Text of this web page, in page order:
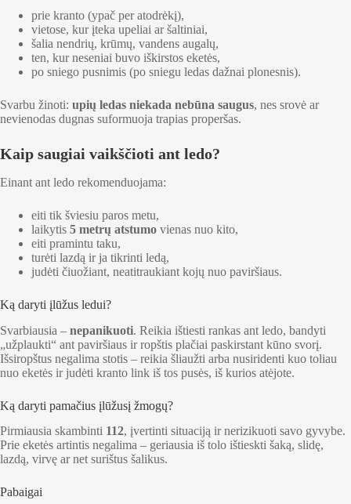
prie kranto (ypač per atodrėkį),
vietose, kur įteka upeliai ar šaltiniai,
šalia nendrių, krūmų, vandens augalų,
ten, kur neseniai buvo iškirstos eketės,
po sniego pusnimis (po sniegu ledas dažnai plonesnis).
Svarbu žinoti: upių ledas niekada nebūna saugus, nes srovė ar
nevienodas dugnas suformuoja trapias properšas.
Kaip saugiai vaikščioti ant ledo?
Einant ant ledo rekomenduojama:
eiti tik šviesiu paros metu,
laikytis 5 metrų atstumo vienas nuo kito,
eiti pramintu taku,
turėti lazdą ir ja tikrinti ledą,
judėti čiuožiant, neatitraukiant kojų nuo paviršiaus.
Ką daryti įlūžus ledui?
Svarbiausia – nepanikuoti. Reikia ištiesti rankas ant ledo, bandyti
„užplaukti“ ant paviršiaus ir ropštis plačiai paskirstant kūno svorį.
Išsiropštus negalima stotis – reikia šliaužti arba nusiridenti kuo toliau
nuo eketės ir judėti kranto link iš tos pusės, iš kurios atėjote.
Ką daryti pamačius įlūžusį žmogų?
Pirmiausia skambinti 112, įvertinti situaciją ir nerizikuoti savo gyvybe.
Prie eketės artintis negalima – geriausia iš tolo ištieskti šaką, slidę,
lazdą, virvę ar net surištus šalikus.
Pabaigai